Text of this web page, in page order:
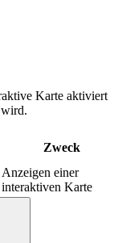
Karte aktiviert
Zweck
Anzeigen einer
interaktiven Karte